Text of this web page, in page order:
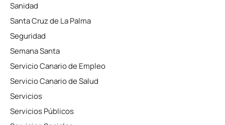
Sanidad
Santa Cruz de La Palma
Seguridad
Semana Santa
Servicio Canario de Empleo
Servicio Canario de Salud
Servicios
Servicios Públicos